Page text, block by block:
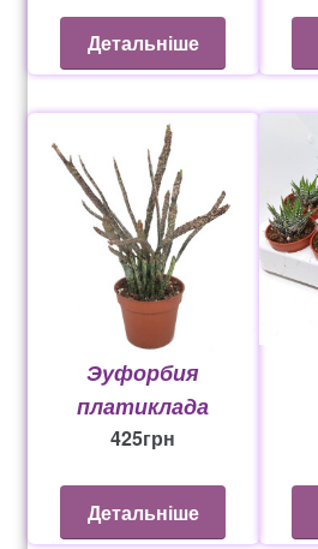
Детальніше
Эуфорбия
платиклада
425грн
Детальніше